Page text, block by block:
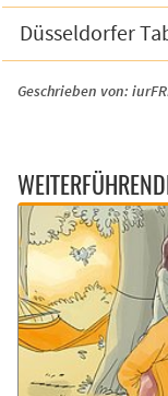
Düsseldorfer
Geschrieben von: